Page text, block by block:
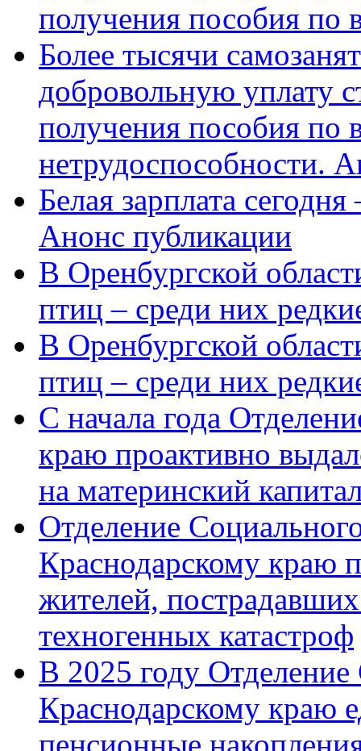
получения пособия по
Более тысячи
добровольную уплату
получения пособия по
нетрудоспособности.
Белая зарплата
Анонс публикации
В Оренбургской
птиц – среди них
В Оренбургской
птиц – среди них
С начала года
краю проактивно
на материнский
Отделение
Краснодарскому краю
жителей,
техногенных катастроф
В 2025 году
Краснодарскому краю